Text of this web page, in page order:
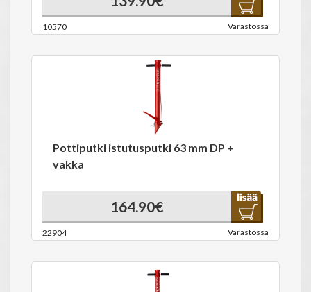
10570 Varastossa
Pottiputki istutusputki 63 mm DP +
vakka
164.90€
22904 Varastossa